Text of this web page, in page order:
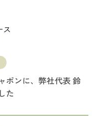
ス
ポンに、弊社代表 鈴
た